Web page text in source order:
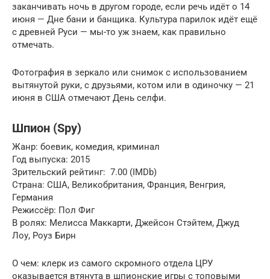
заканчивать ночь в другом городе, если речь идёт о 14
июня — Дне бани и банщика. Культура парилок идёт ещё
с древней Руси — мы-то уж знаем, как правильно
отмечать.
Фотография в зеркало или снимок с использованием
вытянутой руки, с друзьями, котом или в одиночку — 21
июня в США отмечают День селфи.
Шпион (Spy)
Жанр: боевик, комедия, криминал
Год выпуска: 2015
Зрительский рейтинг: ️ 7.00 (IMDb)
Страна: США, Великобритания, Франция, Венгрия,
Германия
Режиссёр: Пол Фиг
В ролях: Мелисса Маккарти, Джейсон Стэйтем, Джуд
Лоу, Роуз Бирн
О чем: клерк из самого скромного отдела ЦРУ
оказывается втянута в шпионские игры с топовыми